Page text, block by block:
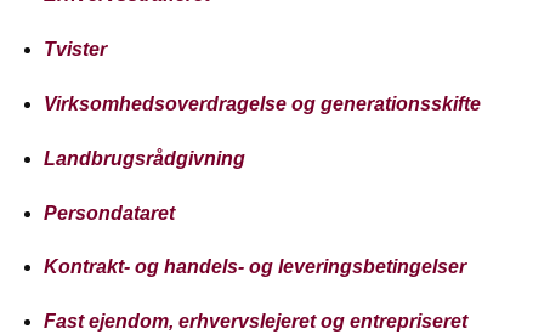
Tvister
Virksomhedsoverdragelse og generationsskifte
Landbrugsrådgivning
Persondataret
Kontrakt- og handels- og leveringsbetingelser
Fast ejendom, erhvervslejeret og entrepriseret